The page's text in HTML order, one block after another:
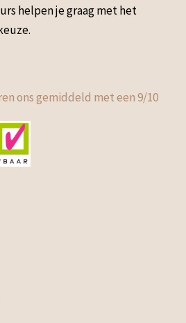
helpen je graag met het
ons gemiddeld met een9/10